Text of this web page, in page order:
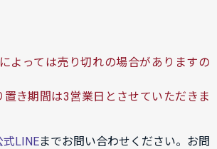
よっては売り切れの場合がありますの
き期間は3営業日とさせていただきま
式LINEまでお問い合わせください。お問